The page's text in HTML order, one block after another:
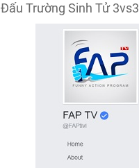
Đấu Trường Sinh Tử